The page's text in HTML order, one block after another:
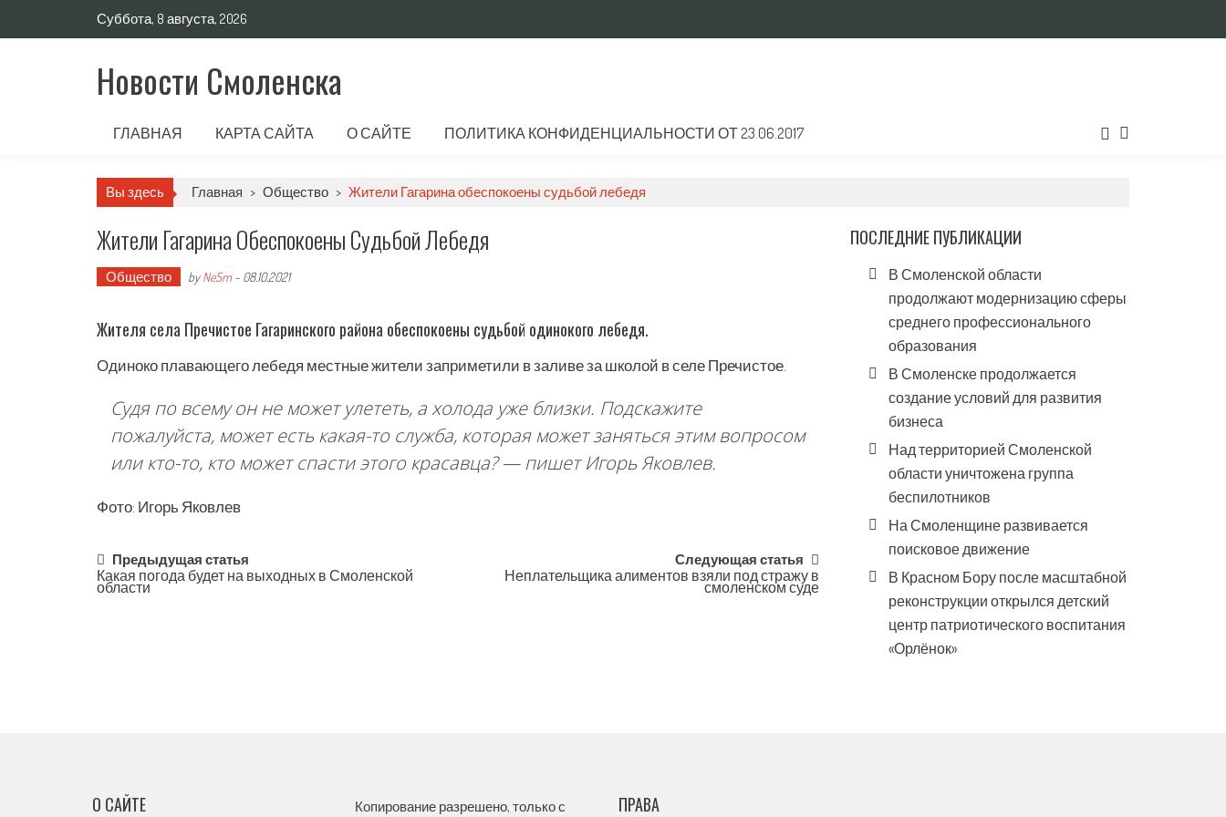
Суббота, 8 августа, 2026
Новости Смоленска
ГЛАВНАЯ КАРТА САЙТА О САЙТЕ ПОЛИТИКА КОНФИДЕНЦИАЛЬНОСТИ ОТ 23.06.2017
Вы здесь Главная > Общество > Жители Гагарина обеспокоены судьбой лебедя
Жители Гагарина Обеспокоены Судьбой Лебедя
Общество byNeSm - 08.10.2021
Жителя села Пречистое Гагаринского района обеспокоены судьбой одинокого лебедя.
Одиноко плавающего лебедя местные жители заприметили в заливе за школой в селе Пречистое.
Судя по всему он не может улететь, а холода уже близки. Подскажите
пожалуйста, может есть какая-то служба, которая может заняться этим вопросом
или кто-то, кто может спасти этого красавца? — пишет Игорь Яковлев.
Фото: Игорь Яковлев
Post
navigation
Предыдущая статья
Какая погода будет на выходных в Смоленской
области
Следующая статья
Неплательщика алиментов взяли под стражу в
смоленском суде
ПОСЛЕДНИЕ ПУБЛИКАЦИИ
В Смоленской области
продолжают модернизацию сферы
среднего профессионального
образования
В Смоленске продолжается
создание условий для развития
бизнеса
Над территорией Смоленской
области уничтожена группа
беспилотников
На Смоленщине развивается
поисковое движение
В Красном Бору после масштабной
реконструкции открылся детский
центр патриотического воспитания
«Орлёнок»
О САЙТЕ Копирование разрешено, только с ПРАВА